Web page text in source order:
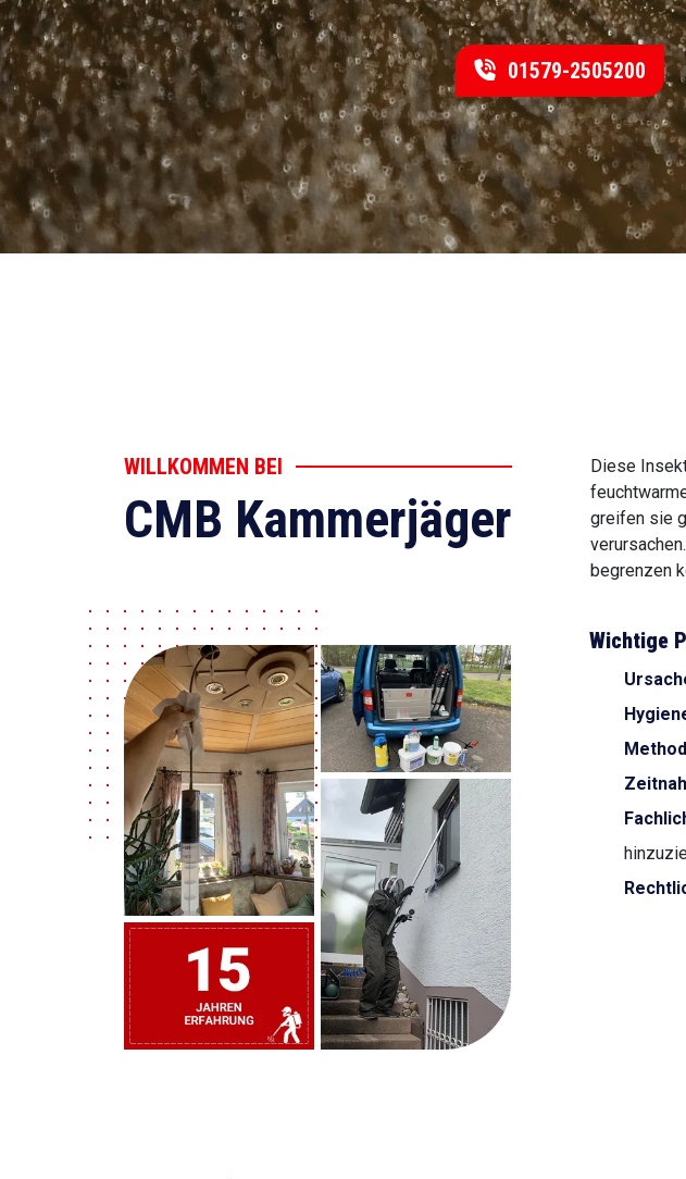
01579-2505200
WILLKOMMEN BEI
CMB Kammerjäger
Diese
greifen sie
begrenzen
Wichtige